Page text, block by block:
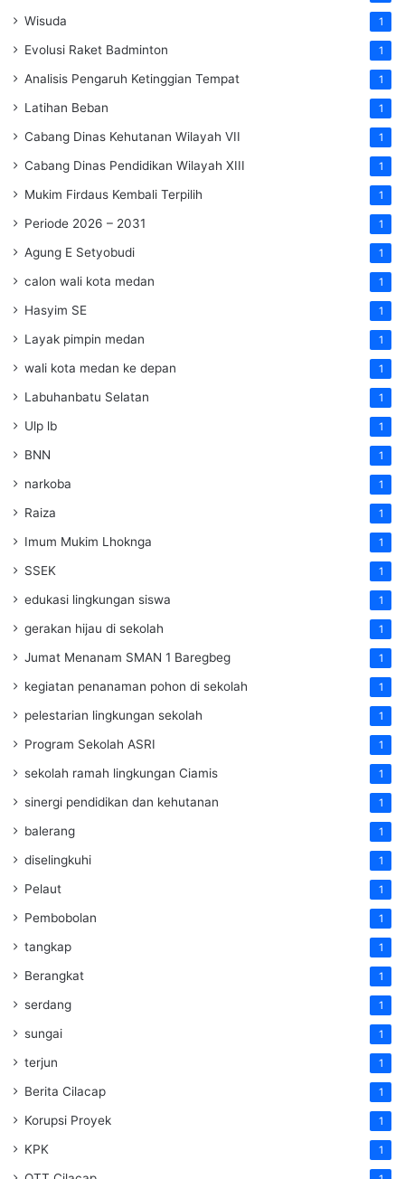
Wisuda 1
Evolusi Raket Badminton 1
Analisis Pengaruh Ketinggian Tempat 1
Latihan Beban 1
Cabang Dinas Kehutanan Wilayah VII 1
Cabang Dinas Pendidikan Wilayah XIII 1
Mukim Firdaus Kembali Terpilih 1
Periode 2026 – 2031 1
Agung E Setyobudi 1
calon wali kota medan 1
Hasyim SE 1
Layak pimpin medan 1
wali kota medan ke depan 1
Labuhanbatu Selatan 1
Ulp lb 1
BNN 1
narkoba 1
Raiza 1
Imum Mukim Lhoknga 1
SSEK 1
edukasi lingkungan siswa 1
gerakan hijau di sekolah 1
Jumat Menanam SMAN 1 Baregbeg 1
kegiatan penanaman pohon di sekolah 1
pelestarian lingkungan sekolah 1
Program Sekolah ASRI 1
sekolah ramah lingkungan Ciamis 1
sinergi pendidikan dan kehutanan 1
balerang 1
diselingkuhi 1
Pelaut 1
Pembobolan 1
tangkap 1
Berangkat 1
serdang 1
sungai 1
terjun 1
Berita Cilacap 1
Korupsi Proyek 1
KPK 1